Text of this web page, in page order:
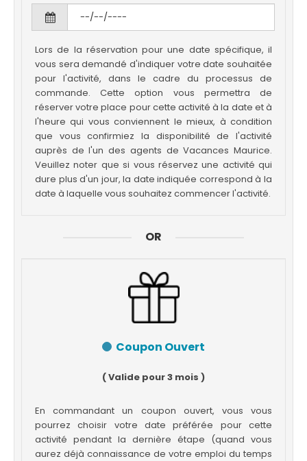
Lors de la réservation pour une date spécifique, il
vous sera demandé d'indiquer votre date souhaitée
pour l'activité, dans le cadre du processus de
commande. Cette option vous permettra de
réserver votre place pour cette activité à la date et à
l'heure qui vous conviennent le mieux, à condition
que vous confirmiez la disponibilité de l'activité
auprès de l'un des agents de Vacances Maurice.
Veuillez noter que si vous réservez une activité qui
dure plus d'un jour, la date indiquée correspond à la
date à laquelle vous souhaitez commencer l'activité.
OR
Coupon Ouvert
( Valide pour 3 mois )
En commandant un coupon ouvert, vous vous
pourrez choisir votre date préférée pour cette
activité pendant la dernière étape (quand vous
aurez déjà connaissance de votre emploi du temps